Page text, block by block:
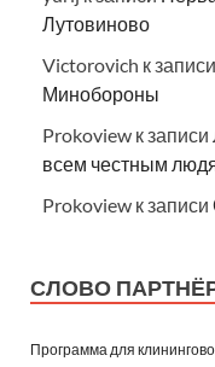
Лутовиново
Victorovich к записи
Минобороны
Prokoview к записи
всем честным
Prokoview к записи
СЛОВО
Программа для